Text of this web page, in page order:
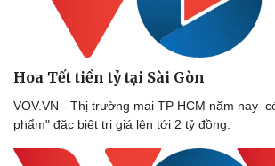
Hoa Tết tiền tỷ tại Sài Gòn
VOV.VN - Thị trường mai TP HCM năm nay
phẩm" đặc biệt trị giá lên tới 2 tỷ đồng.